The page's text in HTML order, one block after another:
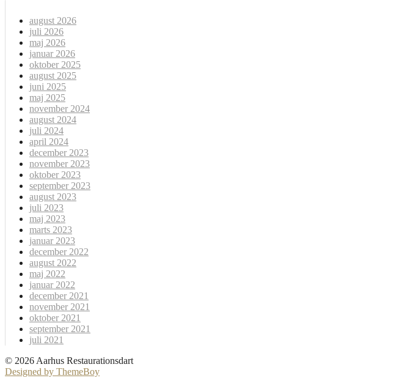
august 2026
juli 2026
maj 2026
januar 2026
oktober 2025
august 2025
juni 2025
maj 2025
november 2024
august 2024
juli 2024
april 2024
december 2023
november 2023
oktober 2023
september 2023
august 2023
juli 2023
maj 2023
marts 2023
januar 2023
december 2022
august 2022
maj 2022
januar 2022
december 2021
november 2021
oktober 2021
september 2021
juli 2021
© 2026 Aarhus Restaurationsdart
Designed by ThemeBoy